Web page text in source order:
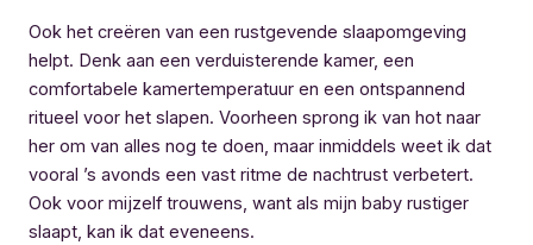
Ook het creëren van een rustgevende slaapomgeving
helpt. Denk aan een verduisterende kamer, een
comfortabele kamertemperatuur en een ontspannend
ritueel voor het slapen. Voorheen sprong ik van hot naar
her om van alles nog te doen, maar inmiddels weet ik dat
vooral ’s avonds een vast ritme de nachtrust verbetert.
Ook voor mijzelf trouwens, want als mijn baby rustiger
slaapt, kan ik dat eveneens.